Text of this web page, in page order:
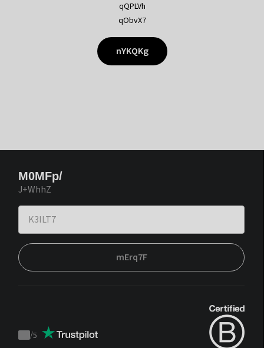
qQPLVh
qObvX7
nYKQKg
M0MFp/
J+WhhZ
mErq7F
Trustpilot
/5